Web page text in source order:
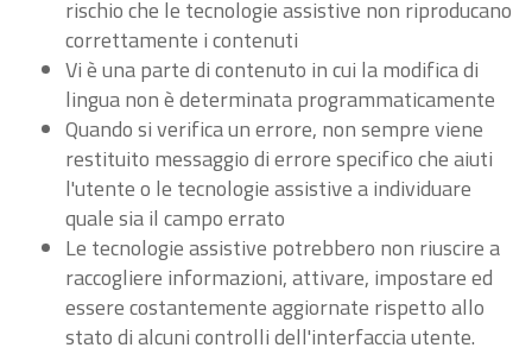
rischio che le tecnologie assistive non riproducano
correttamente i contenuti
Vi è una parte di contenuto in cui la modifica di
lingua non è determinata programmaticamente
Quando si verifica un errore, non sempre viene
restituito messaggio di errore specifico che aiuti
l'utente o le tecnologie assistive a individuare
quale sia il campo errato
Le tecnologie assistive potrebbero non riuscire a
raccogliere informazioni, attivare, impostare ed
essere costantemente aggiornate rispetto allo
stato di alcuni controlli dell'interfaccia utente.